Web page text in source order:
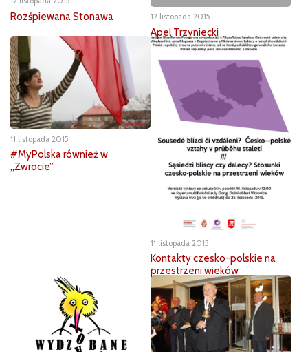
Rozśpiewana Stonawa 12 listopada 2015
Apel Trzyniecki
11 listopada 2015
#MyPolska również w
„Zwrocie”
11 listopada 2015
Kontakty czesko-polskie na
przestrzeni wieków